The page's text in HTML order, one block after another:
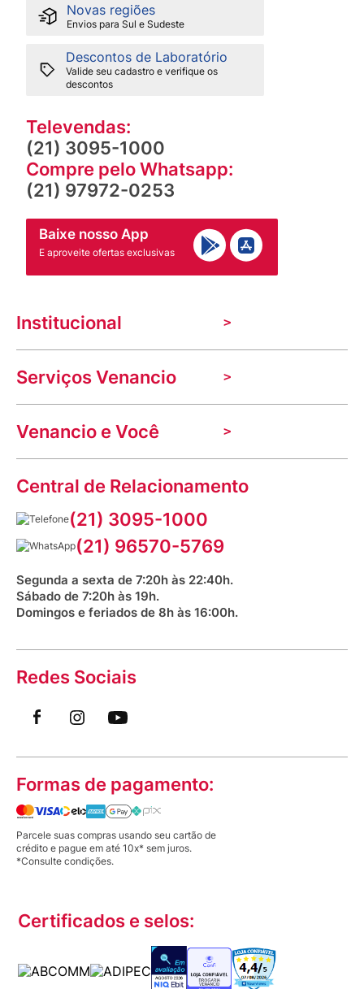
Novas regiões
Envios para Sul e Sudeste
Descontos de Laboratório
Valide seu cadastro e verifique os
descontos
Televendas:
(21) 3095-1000
Compre pelo Whatsapp:
(21) 97972-0253
Baixe nosso App
E aproveite ofertas exclusivas
Institucional
A Venancio
Trabalhe Conosco
Nossas lojas
Indique seu imóvel
Aniversário Venancio 2025
Serviços Venancio
Troca e devolução
Mecânica de promoções
Dúvidas frequentes
Prazos e entregas
Bioimpedância Gratuita
Venancio e Você
VClube - Programa de fidelidade
Fale com o farmacêutico
Fale conosco
Saúde na praça
Central de Relacionamento
(21) 3095-1000
(21) 96570-5769
Segunda a sexta de 7:20h às 22:40h.
Sábado de 7:20h às 19h.
Domingos e feriados de 8h às 16:00h.
Redes Sociais
Formas de pagamento:
Parcele suas compras usando seu cartão de
crédito e pague em até 10x* sem juros.
*Consulte condições.
Certificados e selos: